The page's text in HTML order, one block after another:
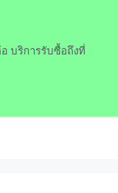
บริการรับซื้อถึงที่